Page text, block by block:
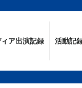
ィア出演記録 活動記